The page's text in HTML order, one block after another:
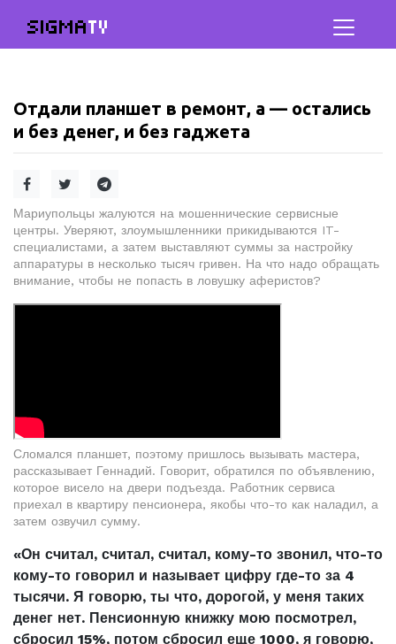
SIGMATV
Отдали планшет в ремонт, а — остались
и без денег, и без гаджета
Мариупольцы жалуются на мошеннические сервисные
центры. Уверяют, злоумышленники прикидываются IT-
специалистами, а затем выставляют суммы за настройку
аппаратуры в несколько тысяч гривен. На что надо обращать
внимание, чтобы не попасть в ловушку аферистов?
Сломался планшет, поэтому пришлось вызывать мастера,
рассказывает Геннадий. Говорит, обратился по объявлению,
которое висело на двери подъезда. Работник сервиса
приехал в квартиру пенсионера, якобы что-то как наладил, а
затем озвучил сумму.
«Он считал, считал, считал, кому-то звонил, что-то
кому-то говорил и называет цифру где-то за 4
тысячи. Я говорю, ты что, дорогой, у меня таких
денег нет. Пенсионную книжку мою посмотрел,
сбросил 15%, потом сбросил еще 1000, я говорю,